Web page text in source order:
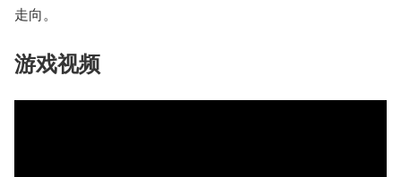
走向。
游戏视频